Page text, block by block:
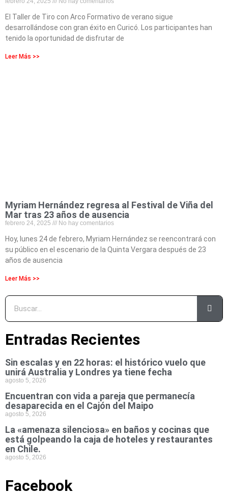
El Taller de Tiro con Arco Formativo de verano sigue
desarrollándose con gran éxito en Curicó. Los participantes han
tenido la oportunidad de disfrutar de
Leer Más >>
Myriam Hernández regresa al Festival de Viña del
Mar tras 23 años de ausencia
febrero 24, 2025 No hay comentarios
Hoy, lunes 24 de febrero, Myriam Hernández se reencontrará con
su público en el escenario de la Quinta Vergara después de 23
años de ausencia
Leer Más >>
Entradas Recientes
Sin escalas y en 22 horas: el histórico vuelo que
unirá Australia y Londres ya tiene fecha
agosto 5, 2026
Encuentran con vida a pareja que permanecía
desaparecida en el Cajón del Maipo
agosto 5, 2026
La «amenaza silenciosa» en baños y cocinas que
está golpeando la caja de hoteles y restaurantes
en Chile.
agosto 5, 2026
Facebook